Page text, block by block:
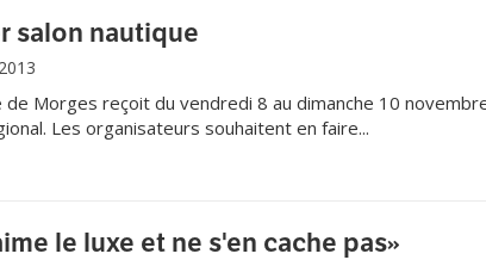
salon nautique
de Morges reçoit du vendredi 8 au dimanche 10
Les organisateurs souhaitent en faire...
le luxe et ne s'en cache pas»